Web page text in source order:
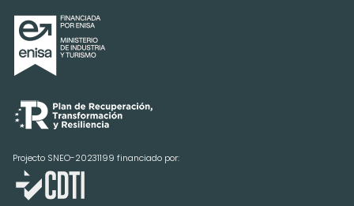
Projecto SNEO-20231199 financiado por: